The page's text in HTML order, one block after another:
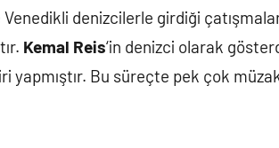
denizcilerle girdiği
Kemal Reis‘in denizci olarak
yapmıştır. Bu süreçte pek çok